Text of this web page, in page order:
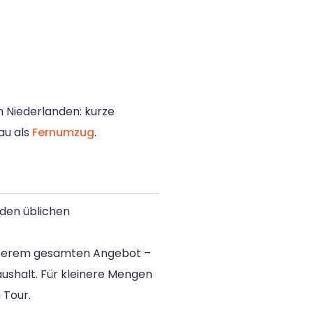
kurze
als Fernumzug.
üblichen
gesamten Angebot –
Für kleinere Mengen